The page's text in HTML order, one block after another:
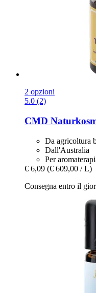
2 opzioni
5.0 (2)
CMD
Da agricoltura
Dall'Australia
Per
€ 6,09 (€ 609,00 / L)
Consegna entro il